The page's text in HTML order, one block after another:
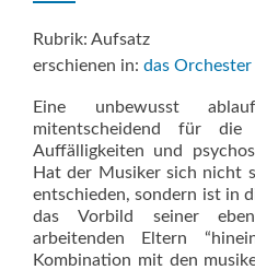
Rubrik: Aufsatz
erschienen in: das
Eine unbewusst
mitentscheidend für die
Auffälligkeiten und
Hat der Musiker sich nicht
entschieden, sondern ist in
das Vorbild seiner
arbeitenden Eltern
Kombination mit den